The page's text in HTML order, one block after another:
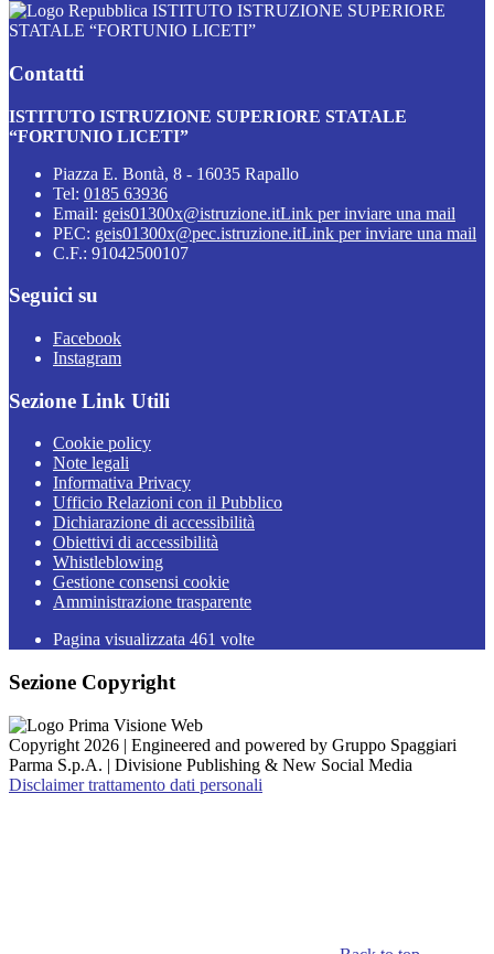
ISTITUTO ISTRUZIONE SUPERIORE
STATALE “FORTUNIO LICETI”
Contatti
ISTITUTO ISTRUZIONE SUPERIORE STATALE
“FORTUNIO LICETI”
Piazza E. Bontà, 8 - 16035 Rapallo
Tel: 0185 63936
Email: geis01300x@istruzione.itLink per inviare una mail
PEC: geis01300x@pec.istruzione.itLink per inviare una mail
C.F.: 91042500107
Seguici su
Facebook
Instagram
Sezione Link Utili
Cookie policy
Note legali
Informativa Privacy
Ufficio Relazioni con il Pubblico
Dichiarazione di accessibilità
Obiettivi di accessibilità
Whistleblowing
Gestione consensi cookie
Amministrazione trasparente
Pagina visualizzata 461 volte
Sezione Copyright
Copyright 2026 | Engineered and powered by Gruppo Spaggiari
Parma S.p.A. | Divisione Publishing & New Social Media
Disclaimer trattamento dati personali